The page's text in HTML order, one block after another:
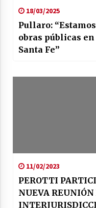
18/03/2025
Pullaro:
obras públicas
Santa Fe”
11/02/2023
PEROTTI
NUEVA